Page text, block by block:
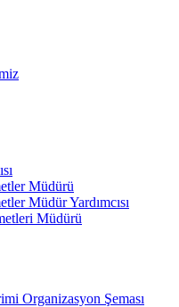
Müdürü
Müdür Yardımcısı
Müdürü
Organizasyon Şeması